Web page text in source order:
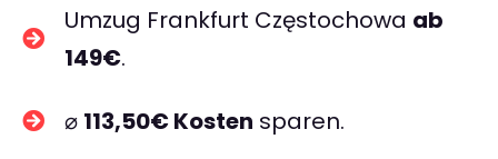
Umzug Frankfurt Częstochowa ab
149€.
⌀ 113,50€ Kosten sparen.